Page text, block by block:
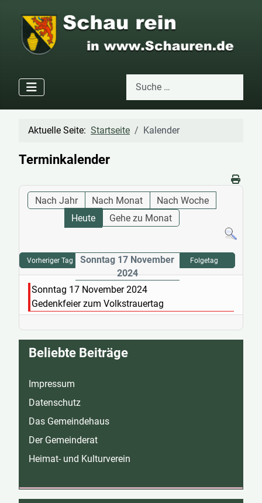
Suchen
Aktuelle Seite: Startseite Kalender
Terminkalender
Nach Jahr Nach Monat
Nach Woche
Heute
Gehe zu Monat
Vorheriger Tag
Sonntag 17 November
2024
Folgetag
Sonntag 17 November 2024
Gedenkfeier zum Volkstrauertag
Beliebte Beiträge
Impressum
Datenschutz
Das Gemeindehaus
Der Gemeinderat
Heimat- und Kulturverein